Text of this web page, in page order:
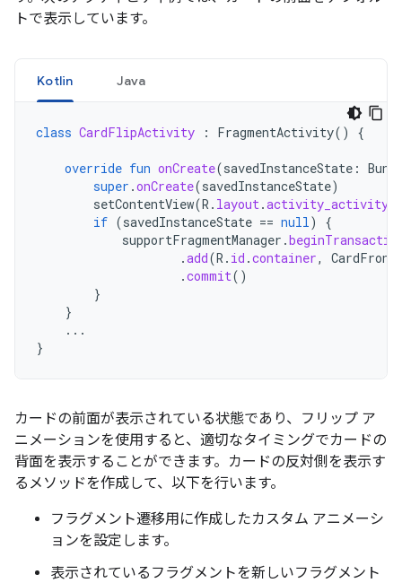
トで表示しています。
Kotlin Java
class CardFlipActivity : FragmentActivity() {
override fun onCreate(savedInstanceState :
super .onCreate(savedInstanceState)
setContentView(R . layout.
if (savedInstanceState == null)
{
supportFragmentManager .
.add(R . id .container,
.commit()
}
}
...
}
カードの前面が表示されている状態であり、フリップ ア
ニメーションを使用すると、適切なタイミングでカードの
背面を表示することができます。カードの反対側を表示す
るメソッドを作成して、以下を行います。
フラグメント遷移用に作成したカスタム アニメーシ
ョンを設定します。
表示されているフラグメントを新しいフラグメント